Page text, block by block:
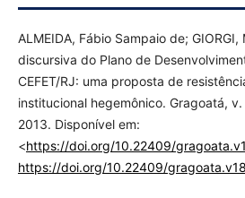
ALMEIDA, Fábio Sampaio de;
discursiva do Plano de
CEFET/RJ: uma proposta de
institucional hegemônico. Gragoatá,
2013. Disponível em:
<https://doi.org/10.22409/
https://doi.org/10.22409/